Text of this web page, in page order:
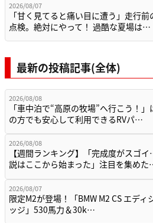
2026/08/07
「甘く見てると痛い目に遭う」走行前
点検。絶対にやって！ 過酷な夏場は…
最新の投稿記事(全体)
2026/08/08
「車中泊で“高原の牧場”へ行こう！」
の方でも安心して利用できるRVパ…
2026/08/08
【週間ランキング】「完成度がスゴ
説はここから始まった」注目を集め
2026/08/07
限定M2が登場！「BMW M2 CS エディ
ッジ」530馬力＆30k…